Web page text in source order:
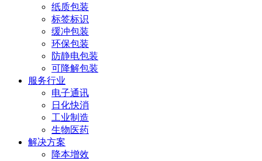
纸质包装
标签标识
缓冲包装
环保包装
防静电包装
可降解包装
服务行业
电子通讯
日化快消
工业制造
生物医药
解决方案
降本增效